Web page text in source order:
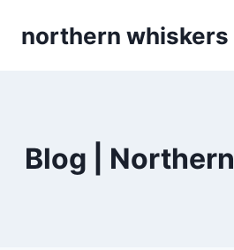
northern whiskers
Blog |